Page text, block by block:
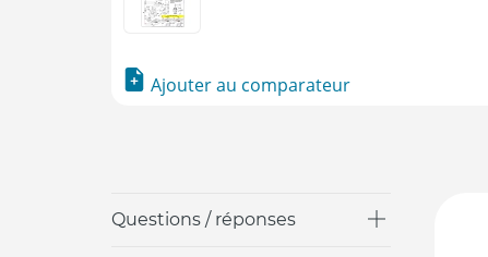
Ajouter au comparateur
Questions / réponses